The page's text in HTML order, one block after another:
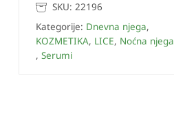
SKU: 22196
Kategorije: Dnevna njega,
KOZMETIKA, LICE, Noćna njega
, Serumi